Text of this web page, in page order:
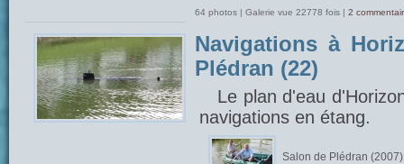
64 photos | Galerie vue 22778 fois | 2
Navigations à
Plédran (22)
Le plan d'eau
navigations en étang.
Salon de Plédran (2007)